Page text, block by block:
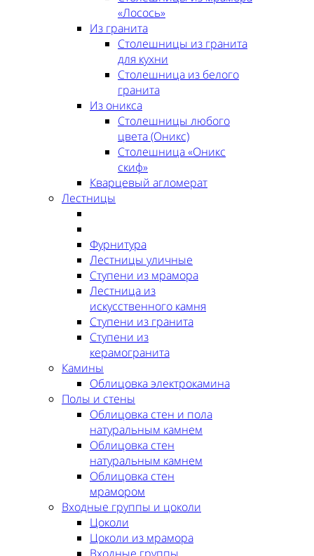
«Лосось»
Из гранита
Столешницы из гранита
для кухни
Столешница из белого
гранита
Из оникса
Столешницы любого
цвета (Оникс)
Столешница «Оникс
скиф»
Кварцевый агломерат
Лестницы
Фурнитура
Лестницы уличные
Ступени из мрамора
Лестница из
искусственного камня
Ступени из гранита
Ступени из
керамогранита
Камины
Облицовка электрокамина
Полы и стены
Облицовка стен и пола
натуральным камнем
Облицовка стен
натуральным камнем
Облицовка стен
мрамором
Входные группы и цоколи
Цоколи
Цоколи из мрамора